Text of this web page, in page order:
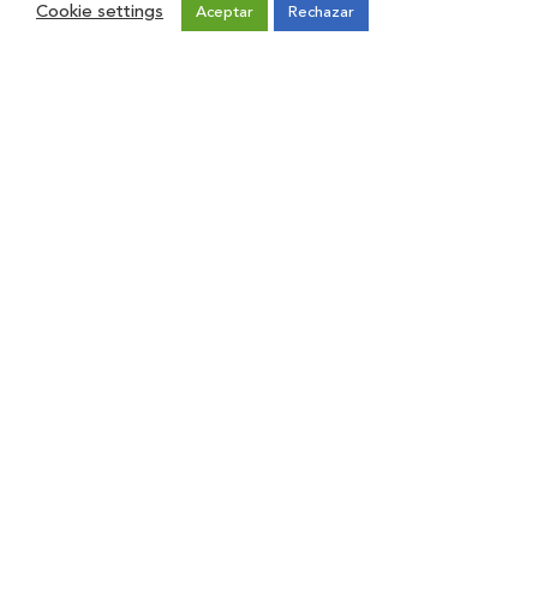
Cookie settings Aceptar Rechazar